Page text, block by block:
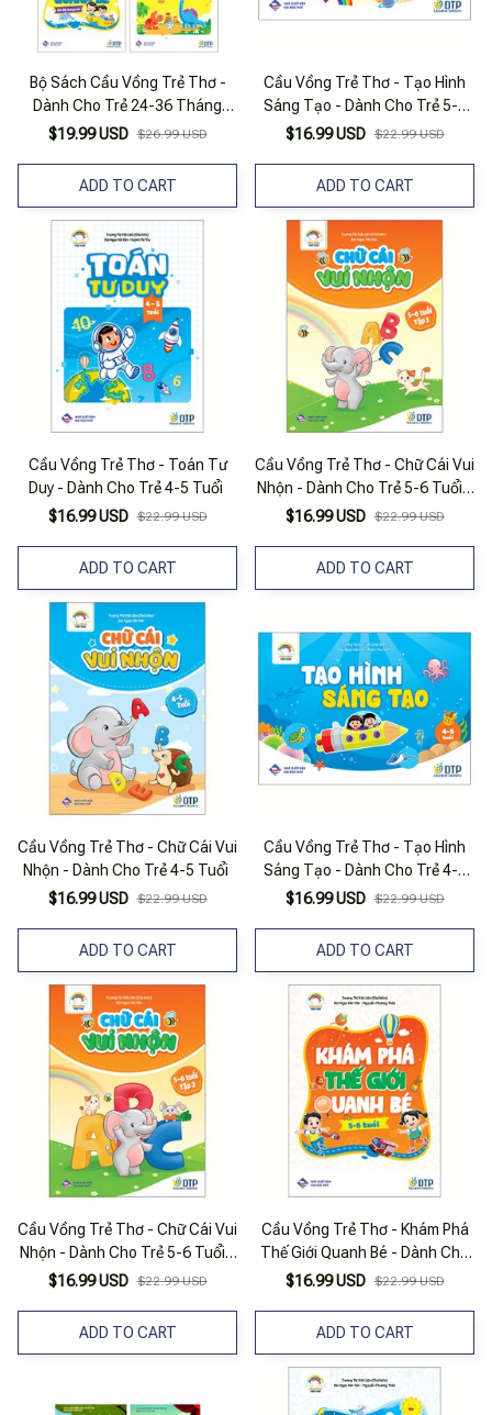
Bộ Sách Cầu Vồng Trẻ Thơ -
Dành Cho Trẻ 24-36 Tháng
Tuổi (Bộ 3 Quyển)
$19.99 USD $26.99 USD
ADD TO CART
Cầu Vồng Trẻ Thơ - Tạo Hình
Sáng Tạo - Dành Cho Trẻ 5-6
Tuổi
$16.99 USD $22.99 USD
ADD TO CART
Cầu Vồng Trẻ Thơ - Toán Tư
Duy - Dành Cho Trẻ 4-5 Tuổi
$16.99 USD $22.99 USD
ADD TO CART
Cầu Vồng Trẻ Thơ - Chữ Cái Vui
Nhộn - Dành Cho Trẻ 5-6 Tuổi -
Tập 1
$16.99 USD $22.99 USD
ADD TO CART
Cầu Vồng Trẻ Thơ - Chữ Cái Vui
Nhộn - Dành Cho Trẻ 4-5 Tuổi
$16.99 USD $22.99 USD
ADD TO CART
Cầu Vồng Trẻ Thơ - Tạo Hình
Sáng Tạo - Dành Cho Trẻ 4-5
Tuổi
$16.99 USD $22.99 USD
ADD TO CART
Cầu Vồng Trẻ Thơ - Chữ Cái Vui
Nhộn - Dành Cho Trẻ 5-6 Tuổi -
Tập 2
$16.99 USD $22.99 USD
ADD TO CART
Cầu Vồng Trẻ Thơ - Khám Phá
Thế Giới Quanh Bé - Dành Cho
Trẻ 5-6 Tuổi
$16.99 USD $22.99 USD
ADD TO CART